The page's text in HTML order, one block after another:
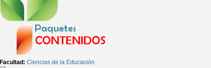
Facultad: Ciencias de la Educación